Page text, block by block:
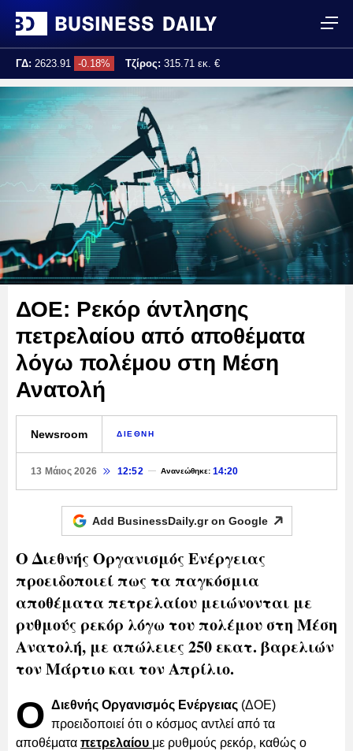
ΓΔ: 2623.91 -0.18% Τζίρος: 315.71 εκ. €
Τελ. ενημέρωση:
ΔΟΕ: Ρεκόρ άντλησης
πετρελαίου από αποθέματα
λόγω πολέμου στη Μέση
Ανατολή
Newsroom ΔΙΕΘΝΗ
13 Μάιος 2026 12:52 Ανανεώθηκε:14:20
Add BusinessDaily.gr on Google
Ο Διεθνής Οργανισμός Ενέργειας
προειδοποιεί πως τα παγκόσμια
αποθέματα πετρελαίου μειώνονται με
ρυθμούς ρεκόρ λόγω του πολέμου στη Μέση
Ανατολή, με απώλειες 250 εκατ. βαρελιών
τον Μάρτιο και τον Απρίλιο.
Ο Διεθνής Οργανισμός Ενέργειας (ΔΟΕ)
προειδοποιεί ότι ο κόσμος αντλεί από τα
αποθέματα πετρελαίου με ρυθμούς ρεκόρ, καθώς ο